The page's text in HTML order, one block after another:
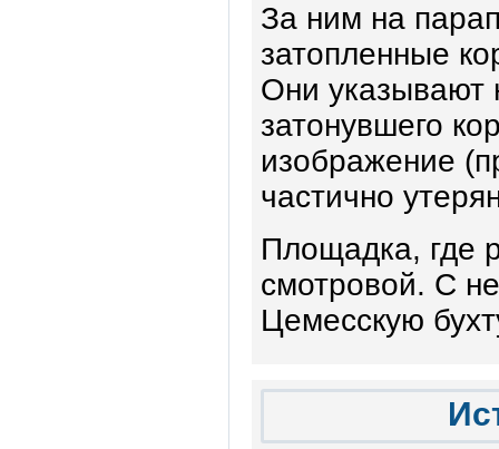
За ним на
затопленные
Они указывают
затонувшего
изображение
частично
Площадка, где
смотровой. С
Цемесскую